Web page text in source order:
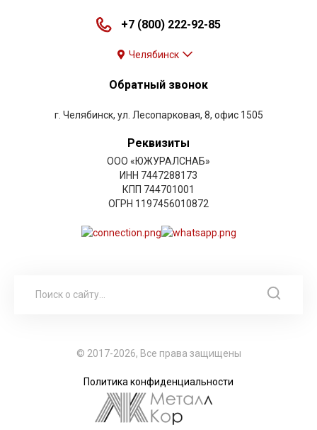
+7 (800) 222-92-85
Челябинск
Обратный звонок
г. Челябинск, ул. Лесопарковая, 8, офис 1505
Реквизиты
ООО «ЮЖУРАЛСНАБ»
ИНН 7447288173
КПП 744701001
ОГРН 1197456010872
© 2017-2026, Все права защищены
Политика конфиденциальности